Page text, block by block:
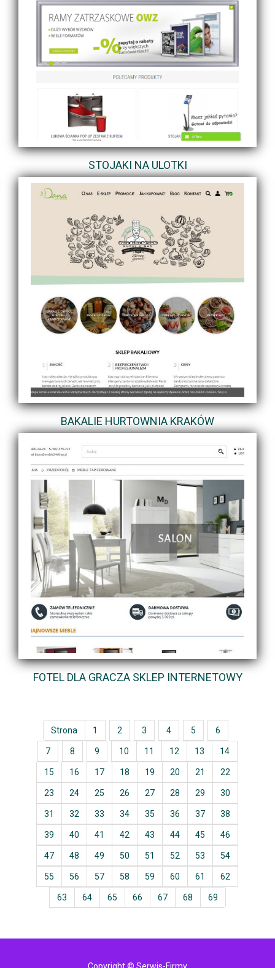
STOJAKI NA ULOTKI
BAKALIE HURTOWNIA KRAKÓW
FOTEL DLA GRACZA SKLEP INTERNETOWY
Strona 1 2 3 4 5 6
7 8 9 10 11 12 13 14
15 16 17 18 19 20 21 22
23 24 25 26 27 28 29 30
31 32 33 34 35 36 37 38
39 40 41 42 43 44 45 46
47 48 49 50 51 52 53 54
55 56 57 58 59 60 61 62
63 64 65 66 67 68 69